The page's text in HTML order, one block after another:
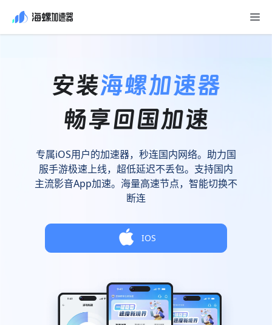
专属iOS用户的加速器，秒连国内网络。助力国
服手游极速上线，超低延迟不丢包。支持国内
主流影音App加速。海量高速节点，智能切换不
断连
IOS